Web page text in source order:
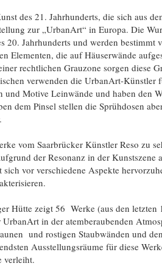
des 21. Jahrhunderts, die sich aus
zur „UrbanArt“ in Europa. Die
20. Jahrhunderts und werden bestimmt
Elementen, die auf Häuserwände
rechtlichen Grauzone sorgen diese
verwenden die UrbanArt-Künstler
und Motive Leinwände und haben den
dem Pinsel stellen die Sprühdosen
vom Saarbrücker Künstler Reso zu
der Resonanz in der Kunstszene
vor verschiedene Aspekte
Hütte zeigt 56 Werke (aus den letzten
in der atemberaubenden
und rostigen Staubwänden und
Ausstellungsräume für diese
verleiht.